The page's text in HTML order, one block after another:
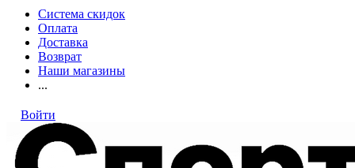
Система скидок
Оплата
Доставка
Возврат
Наши магазины
...
Войти